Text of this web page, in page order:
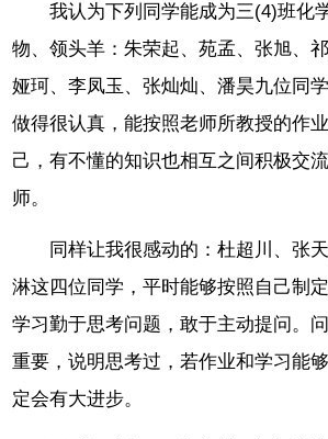
我认为下列同学能成为三(4)班化
物、领头羊：朱荣起、苑孟、张旭、
娅珂、李凤玉、张灿灿、潘昊九位同
做得很认真，能按照老师所教授的作
己，有不懂的知识也相互之间积极交
师。
同样让我很感动的：杜超川、张
淋这四位同学，平时能够按照自己制
学习勤于思考问题，敢于主动提问。
重要，说明思考过，若作业和学习能
定会有大进步。